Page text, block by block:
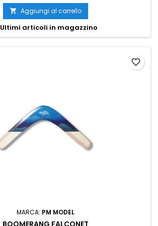
 Aggiungi al carrello
Ultimi articoli in magazzino
MARCA: PM MODEL
favorite_border